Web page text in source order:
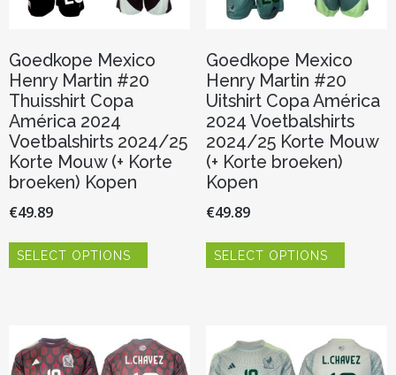
Goedkope Mexico
Henry Martin #20
Thuisshirt Copa
América 2024
Voetbalshirts 2024/25
Korte Mouw (+ Korte
broeken) Kopen
€49.89
SELECT OPTIONS
optie
kan
Goedkope Mexico
Henry Martin #20
Uitshirt Copa América
2024 Voetbalshirts
2024/25 Korte Mouw
(+ Korte broeken)
Kopen
€49.89
SELECT OPTIONS
optie
kan